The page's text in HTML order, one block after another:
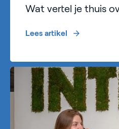
Wat vertel je thuis
Lees artikel